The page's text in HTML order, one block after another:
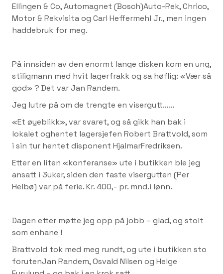
Ellingen & Co, Automagnet (Bosch)Auto-Rek, Chrico,
Motor & Rekvisita og Carl Heffermehl Jr., men ingen
haddebruk for meg.
På innsiden av den enormt lange disken kom en ung,
stiligmann med hvit lagerfrakk og sa høflig: «Vær så
god» ? Det var Jan Randem.
Jeg lutre på om de trengte en visergutt……
«Et øyeblikk», var svaret, og så gikk han bak i
lokalet oghentet lagersjefen Robert Brattvold, som
i sin tur hentet disponent HjalmarFredriksen.
Etter en liten «konferanse» ute i butikken ble jeg
ansatt i 3uker, siden den faste visergutten (Per
Helbø) var på ferie. Kr. 400,- pr. mnd.i lønn.
Dagen etter møtte jeg opp på jobb – glad, og stolt
som enhane !
Brattvold tok med meg rundt, og ute i butikken sto
forutenJan Randem, Osvald Nilsen og Helge